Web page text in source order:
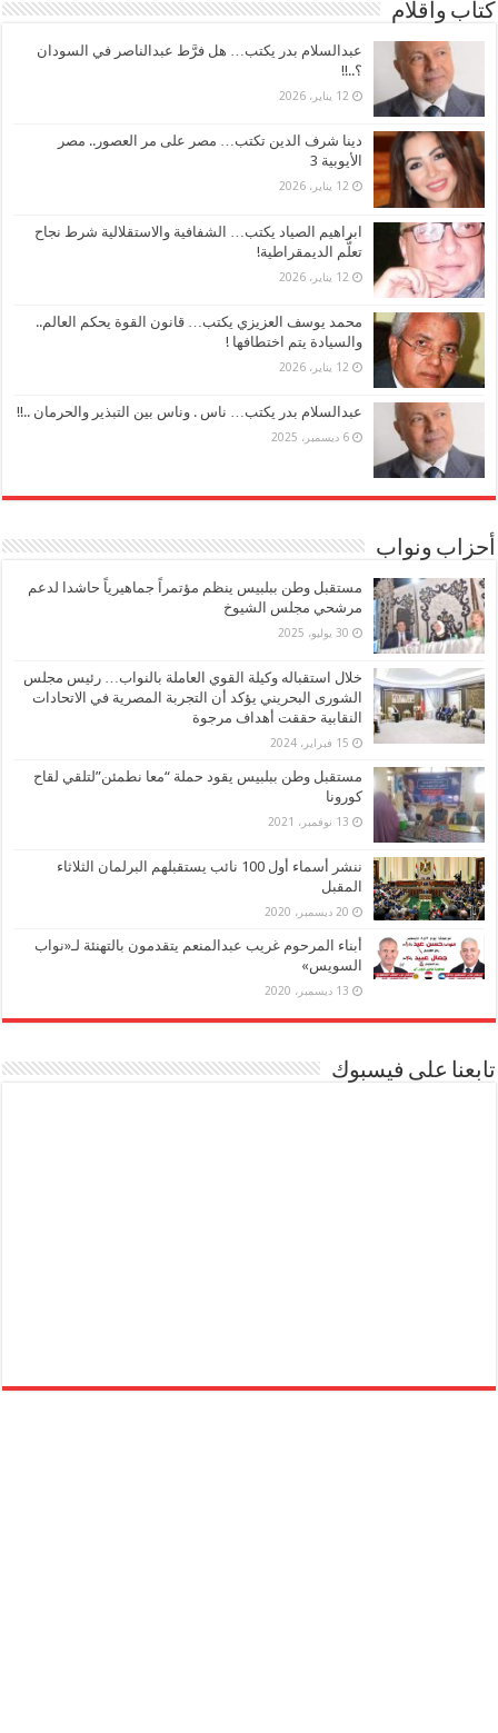
كتاب وأقلام
عبدالسلام بدر يكتب… هل فرَّط عبدالناصر في السودان
؟..!!
12 يناير، 2026
دينا شرف الدين تكتب… مصر على مر العصور.. مصر
الأيوبية 3
12 يناير، 2026
ابراهيم الصياد يكتب… الشفافية والاستقلالية شرط نجاح
تعلُّم الديمقراطية!
12 يناير، 2026
محمد يوسف العزيزي يكتب… قانون القوة يحكم العالم..
والسيادة يتم اختطافها !
12 يناير، 2026
عبدالسلام بدر يكتب… ناس . وناس بين التبذير والحرمان ..!!
6 ديسمبر، 2025
أحزاب ونواب
مستقبل وطن ببلبيس ينظم مؤتمراً جماهيرياً حاشدا لدعم
مرشحي مجلس الشيوخ
30 يوليو، 2025
خلال استقباله وكيلة القوي العاملة بالنواب… رئيس مجلس
الشورى البحريني يؤكد أن التجربة المصرية في الاتحادات
النقابية حققت أهداف مرجوة
15 فبراير، 2024
مستقبل وطن ببلبيس يقود حملة “معا نطمئن”لتلقي لقاح
كورونا
13 نوفمبر، 2021
ننشر أسماء أول 100 نائب يستقبلهم البرلمان الثلاثاء
المقبل
20 ديسمبر، 2020
أبناء المرحوم غريب عبدالمنعم يتقدمون بالتهنئة لـ«نواب
السويس»
13 ديسمبر، 2020
تابعنا على فيسبوك